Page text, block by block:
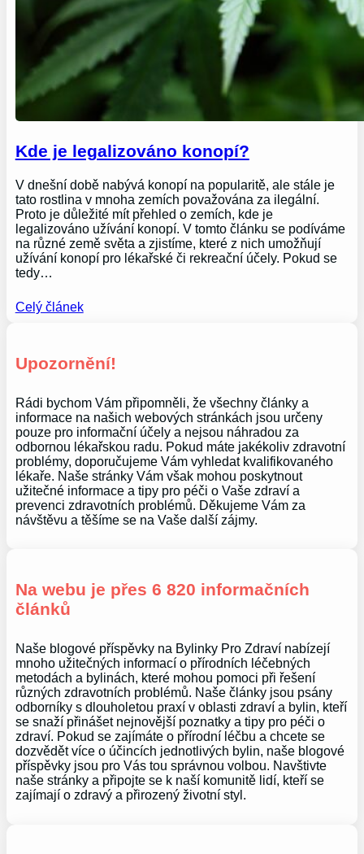
Kde je legalizováno konopí?
V dnešní době nabývá konopí na popularitě, ale stále je
tato rostlina v mnoha zemích považována za ilegální.
Proto je důležité mít přehled o zemích, kde je
legalizováno užívání konopí. V tomto článku se podíváme
na různé země světa a zjistíme, které z nich umožňují
užívání konopí pro lékařské či rekreační účely. Pokud se
tedy…
Celý článek
Upozornění!
Rádi bychom Vám připomněli, že všechny články a
informace na našich webových stránkách jsou určeny
pouze pro informační účely a nejsou náhradou za
odbornou lékařskou radu. Pokud máte jakékoliv zdravotní
problémy, doporučujeme Vám vyhledat kvalifikovaného
lékaře. Naše stránky Vám však mohou poskytnout
užitečné informace a tipy pro péči o Vaše zdraví a
prevenci zdravotních problémů. Děkujeme Vám za
návštěvu a těšíme se na Vaše další zájmy.
Na webu je přes 6 820 informačních
článků
Naše blogové příspěvky na Bylinky Pro Zdraví nabízejí
mnoho užitečných informací o přírodních léčebných
metodách a bylinách, které mohou pomoci při řešení
různých zdravotních problémů. Naše články jsou psány
odborníky s dlouholetou praxí v oblasti zdraví a bylin, kteří
se snaží přinášet nejnovější poznatky a tipy pro péči o
zdraví. Pokud se zajímáte o přírodní léčbu a chcete se
dozvědět více o účincích jednotlivých bylin, naše blogové
příspěvky jsou pro Vás tou správnou volbou. Navštivte
naše stránky a připojte se k naší komunitě lidí, kteří se
zajímají o zdravý a přirozený životní styl.